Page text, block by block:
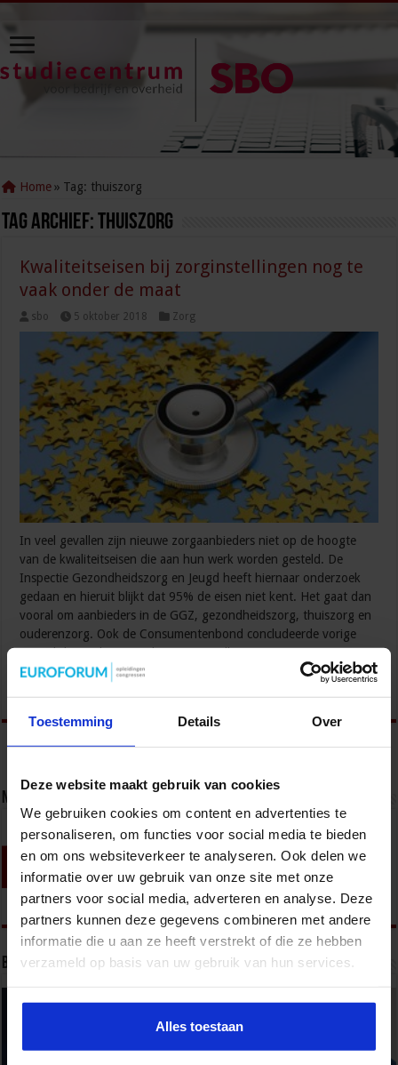
Toestemming Details Over
Deze website maakt gebruik van cookies
We gebruiken cookies om content en advertenties te
personaliseren, om functies voor social media te bieden
en om ons websiteverkeer te analyseren. Ook delen we
informatie over uw gebruik van onze site met onze
partners voor social media, adverteren en analyse. Deze
partners kunnen deze gegevens combineren met andere
informatie die u aan ze heeft verstrekt of die ze hebben
verzameld op basis van uw gebruik van hun services.
Alles toestaan
Home » Tag: thuiszorg
Tag Archief:thuiszorg
Kwaliteitseisen bij zorginstellingen nog te
vaak onder de maat
sbo 5 oktober 2018 Zorg
In veel gevallen zijn nieuwe zorgaanbieders niet op de hoogte
van de kwaliteitseisen die aan hun werk worden gesteld. De
Inspectie Gezondheidszorg en Jeugd heeft hiernaar onderzoek
gedaan en hieruit blijkt dat 95% de eisen niet kent. Het gaat dan
vooral om aanbieders in de GGZ, gezondheidszorg, thuiszorg en
ouderenzorg. Ook de Consumentenbond concludeerde vorige
maand dat veel nieuwe thuiszorginstellingen …
Nieuwsbrief
Bekijk onze opleidingen